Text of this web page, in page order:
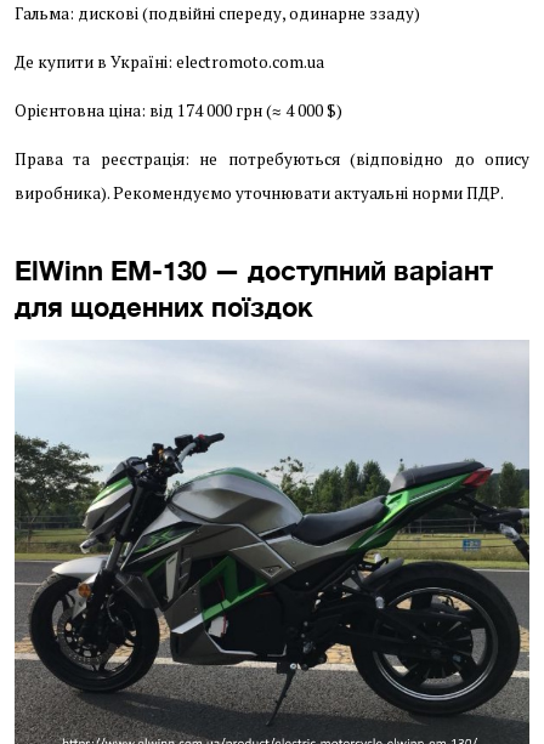
Гальма: дискові (подвійні спереду, одинарне ззаду)
Де купити в Україні: electromoto.com.ua
Орієнтовна ціна: від 174 000 грн (≈ 4 000 $)
Права та реєстрація: не потребуються (відповідно до опису
виробника). Рекомендуємо уточнювати актуальні норми ПДР.
ElWinn EM-130 — доступний варіант
для щоденних поїздок